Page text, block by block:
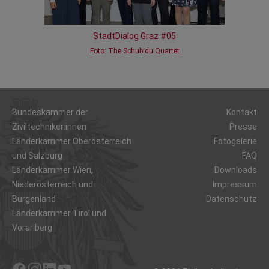
StadtDialog Graz #05
Foto: The Schubidu Quartet
Bundeskammer der
Ziviltechniker:innen
Länderkammer Oberösterreich
und Salzburg
Länderkammer Wien,
Niederösterreich und
Burgenland
Länderkammer Tirol und
Vorarlberg
Kontakt
Presse
Fotogalerie
FAQ
Downloads
Impressum
Datenschutz